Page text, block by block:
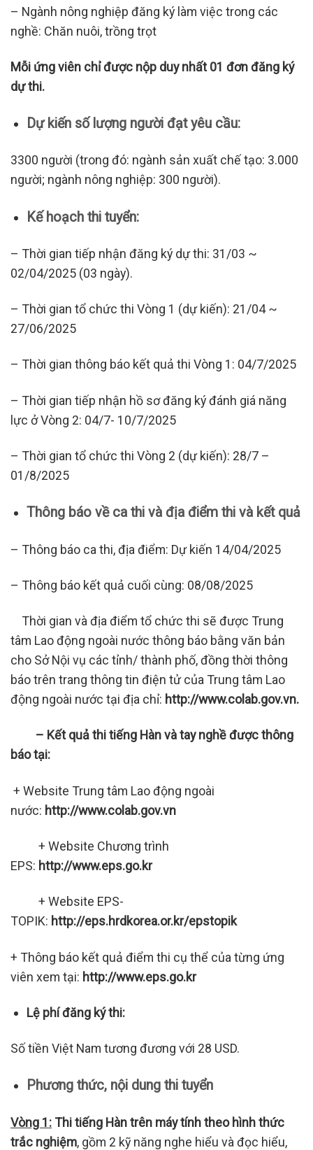
– Ngành nông nghiệp đăng ký làm việc trong các
nghề: Chăn nuôi, trồng trọt
Mỗi ứng viên chỉ được nộp duy nhất 01 đơn đăng ký
dự thi.
Dự kiến số lượng người đạt yêu cầu:
3300 người (trong đó: ngành sản xuất chế tạo: 3.000
người; ngành nông nghiệp: 300 người).
Kế hoạch thi tuyển:
– Thời gian tiếp nhận đăng ký dự thi: 31/03 ~
02/04/2025 (03 ngày).
– Thời gian tổ chức thi Vòng 1 (dự kiến): 21/04 ~
27/06/2025
– Thời gian thông báo kết quả thi Vòng 1: 04/7/2025
– Thời gian tiếp nhận hồ sơ đăng ký đánh giá năng
lực ở Vòng 2: 04/7- 10/7/2025
– Thời gian tổ chức thi Vòng 2 (dự kiến): 28/7 –
01/8/2025
Thông báo về ca thi và địa điểm thi và kết quả
– Thông báo ca thi, địa điểm: Dự kiến 14/04/2025
– Thông báo kết quả cuối cùng: 08/08/2025
Thời gian và địa điểm tổ chức thi sẽ được Trung
tâm Lao động ngoài nước thông báo bằng văn bản
cho Sở Nội vụ các tỉnh/ thành phố, đồng thời thông
báo trên trang thông tin điện tử của Trung tâm Lao
động ngoài nước tại địa chỉ: http://www.colab.gov.vn.
– Kết quả thi tiếng Hàn và tay nghề được thông
báo tại:
+ Website Trung tâm Lao động ngoài
nước: http://www.colab.gov.vn
+ Website Chương trình
EPS: http://www.eps.go.kr
+ Website EPS-
TOPIK: http://eps.hrdkorea.or.kr/epstopik
+ Thông báo kết quả điểm thi cụ thể của từng ứng
viên xem tại: http://www.eps.go.kr
Lệ phí đăng ký thi:
Số tiền Việt Nam tương đương với 28 USD.
Phương thức, nội dungthi tuyển
Vòng 1: Thi tiếng Hàn trên máy tínhtheo hình thức
trắc nghiệm, gồm 2 kỹ năng nghe hiểu và đọc hiểu,